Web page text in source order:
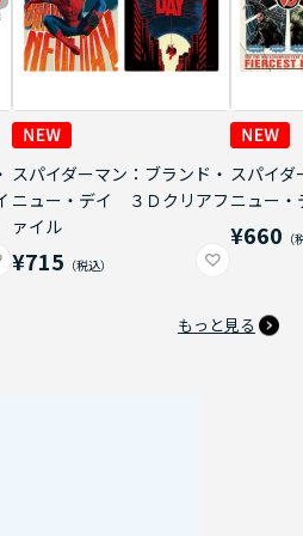
スパイダーマン：ブランド・
ニュー・デイ ３Ｄクリアフ
ァイル
¥715
スパイ
ニュー
¥660
もっと見る